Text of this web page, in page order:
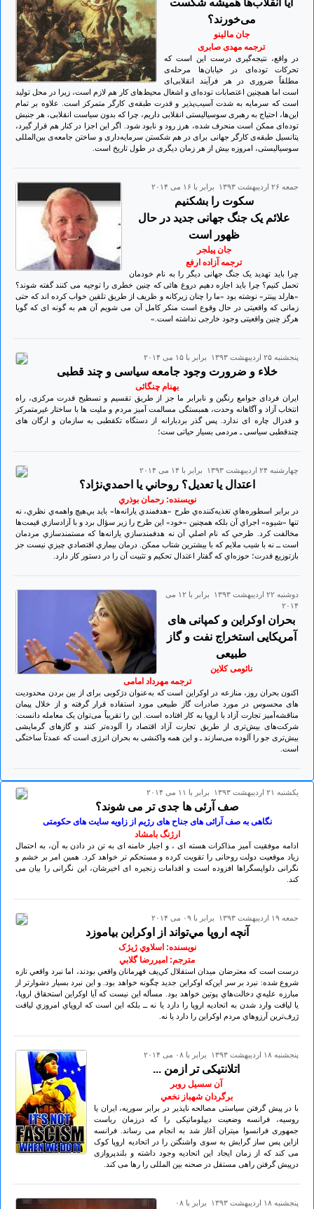
آیا انقلاب‌ها همیشه شکست
می‌خورند؟
جان مالینو
ترجمه مهدی صابری
در واقع، نتیجه‌گیری درست این است که
تحرکات توده‌ای در خیابان‌ها مرحله‌ی
مطلقاً ضروری در هر فرآیند انقلابی‌ای
است اما همچنین اعتصابات توده‌ای و اشغال محیط‌های کار هم لازم است، زیرا در محل تولید
است که سرمایه به شدت آسیب‌پذیر و قدرت طبقه‌ی کارگر متمرکز است. علاوه بر تمام
این‌ها، احتیاج به رهبری سوسیالیستی انقلابی داریم، چرا که بدون سیاست انقلابی، هر جنبش
توده‌ای ممکن است منحرف شده، هرز رود و نابود شود. اگر این اجزا در کنار هم قرار گیرد،
پتانسیل طبقه‌ی کارگر جهانی برای در هم شکستن سرمایه‌داری و ساختن جامعه‌ی بین‌المللی
سوسیالیستی، امروزه بیش از هر زمان دیگری در طول تاریخ است.
جمعه ۲۶ ارديبهشت ۱۳۹۳ برابر با ۱۶ می ۲۰۱۴
سکوت را بشکنیم
علائم یک جنگ جهانی جدید در حال
ظهور است
جان پیلجر
ترجمه آزاده ارفع
چرا باید تهدید یک جنگ جهانی دیگر را به نام خودمان
تحمل کنیم؟ چرا باید اجازه دهیم دروغ هائی که چنین خطری را توجیه می کنند گفته شوند؟
«هارلد پینتر» نوشته بود «ما را چنان زیرکانه و ظریف از طریق تلقین خواب کرده اند که حتی
زمانی که واقعیتی در حال وقوع است منکر کامل آن می شویم آن هم به گونه ای که گویا
هرگز چنین واقعیتی وجود خارجی نداشته است.»
پنجشنبه ۲۵ ارديبهشت ۱۳۹۳ برابر با ۱۵ می ۲۰۱۴
خلاء و ضرورت وجود جامعه سیاسی و چند قطبی
بهنام چنگائی
ایران فردای جوامع رنگین و نابرابر ما جز از طریق تقسیم و تسطیح قدرت مرکزی، راه
انتخاب آزاد و آگاهانه وحدت، همبستگی مسالمت آمیز مردم و ملیت ها با ساختار غیرمتمرکز
و فدرال چاره ای ندارد. پس گذر بردبارانه از دستگاه تکقطبی به سازمان و ارگان های
چندقطبی سیاسی ـ مردمی بسیار حیاتی ست؛
چهارشنبه ۲۴ ارديبهشت ۱۳۹۳ برابر با ۱۴ می ۲۰۱۴
اعتدال يا تعديل؟ روحاني يا احمدي‌نژاد؟
نویسنده: رحمان بوذري
در برابر اسطوره‌هاي تغذيه‌کننده‌‌ي طرح «هدفمندي يارانه‌ها» بايد بي‌هيچ واهمه‌ي نظري، نه
تنها «شيوه» اجراي آن بلکه همچنين «خود» اين طرح را زير سؤال برد و با آزادسازي قيمت‌ها
مخالفت کرد. طرحي که نام اصلي آن نه هدفمندسازي يارانه‌ها که مستمندسازي مردمان
است ــ نه با شيب ملايم که با بيشترين شتاب ممکن. درمان بيماري اقتصادي چيزي نيست جز
بازتوزيع قدرت؛ حوزه‌اي که گفتار اعتدال تحکيم و تثبيت آن را در دستور کار دارد.
دوشنبه ۲۲ ارديبهشت ۱۳۹۳ برابر با ۱۲ می
۲۰۱۴
بحران اوکراین و کمپانی‌ های
آمریکایی استخراج نفت و گاز
طبیعی
نائومی کلاین
ترجمه مهرداد امامی
اکنون بحران روز، منازعه در اوکراین است که به‌عنوان دژکوبی برای از بین بردن محدودیت­‌
های محسوس در مورد صادرات گاز طبیعی مورد استفاده قرار گرفته و از خلال پیمان
مناقشه‌­آمیز تجارت آزاد با اروپا به کار افتاده است. این را تقریباً می‌­توان یک معامله دانست:
شرکت‌‌های بیش‌‌تری از طریق تجارت آزاد اقتصاد را آلوده‌‌تر کنند و گازهای گرمایشی
بیش‌تری جو را آلوده می­‌سازند ـ و این همه واکنشی به بحران انرژی است که عمدتاً ساختگی
است.
يكشنبه ۲۱ ارديبهشت ۱۳۹۳ برابر با ۱۱ می ۲۰۱۴
صف آرئی ها جدی تر می شوند؟
نگاهی به صف آرائی های جناح های رژیم از زاویه سایت های حکومتی
ارژنگ بامشاد
ادامه موفقیت آمیز مذاکرات هسته ای ، و اجبار خامنه ای به تن در دادن به آن، به احتمال
زیاد موقعیت دولت روحانی را تقویت کرده و مستحکم تر خواهد کرد. همین امر بر خشم و
نگرانی دلواپسگراها افزوده است و اقدامات زنجیره ای اخیرشان، این نگرانی را بیان می
کند.
جمعه ۱۹ ارديبهشت ۱۳۹۳ برابر با ۰۹ می ۲۰۱۴
آنچه اروپا مي‌تواند از اوکراين بياموزد
نویسنده: اسلاوي ژيژک
مترجم: اميررضا گلابي
درست است که معترضان ميدان استقلال کي‌يف قهرمانان واقعي بودند، اما نبرد واقعي تازه
شروع شده: نبرد بر سر اين‌که اوکراين جديد چگونه خواهد بود. و اين نبرد بسيار دشوارتر از
مبارزه عليه‌ي دخالت‌هاي پوتين خواهد بود. مسأله اين نيست که آيا اوکراين استحقاق اروپا،
يا لياقت وارد شدن به اتحاديه اروپا را دارد يا نه ــ بلکه اين است که اروپاي امروزي لياقت
ژرف‌ترين آرزوهاي مردم اوکراين را دارد يا نه.
پنجشنبه ۱۸ ارديبهشت ۱۳۹۳ برابر با ۰۸ می ۲۰۱۴
اتلانتیکی تر ازمن ...
آن سسیل روبر
برگردان شهباز نخعي
با در پیش گرفتن سیاستی مصالحه ناپذیر در برابر سوریه، ایران یا
روسیه، فرانسه وضعیت دیپلوماتیکی را که درزمان ریاست
جمهوری فرانسوا میتران آغاز شد به انجام می رساند. فرانسه
ازاین پس ساز گرایش به سوی واشنگتن را در اتحادیه اروپا کوک
می کند که از زمان ایجاد این اتحادیه وجود داشته و بلندپروازی
درپیش گرفتن راهی مستقل در صحنه بین المللی را رها می کند.
پنجشنبه ۱۸ ارديبهشت ۱۳۹۳ برابر با ۰۸